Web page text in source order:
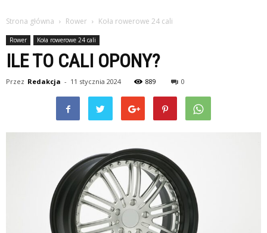
Strona główna Rower Koła rowerowe 24 cali
Rower Koła rowerowe 24 cali
ILE TO CALI OPONY?
Przez Redakcja - 11 stycznia 2024 889 0